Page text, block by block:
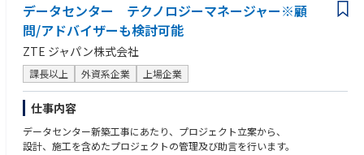
◆営業系基幹システム再構築◆
国内大手企業の基幹システム再構築案件(営業系周辺)にPMOとして参画頂
きます。
現行システムもわが社が構築し運用保守を実施しており、商社業務、プラ
ットフォームのナレッジは蓄積しています。
また、若手向け勉強会や事例紹介などスキル習得の環境は整備されいます
ので安心してプロジェクトをスタートして頂ける環境です。
また一般的なPM/PMO/BAナレッジに加え、One TCSとしてIT / プラットフ
ォームナレッジを加えることにより、
他社との差別化を図りお客様へ付加価値を提供することができます。
データセンター テクノロジーマネージャー※顧
問/アドバイザーも検討可能
ZTE ジャパン株式会社
課長以上 外資系企業 上場企業
仕事内容
データセンター新築工事にあたり、プロジェクト立案から、
設計、施工を含めたプロジェクトの管理及び助言を行います。